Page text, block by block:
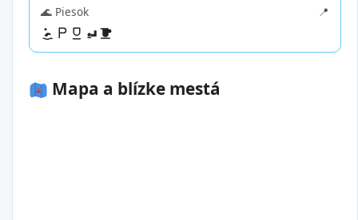
🌊 Piesok
📍
Mapa a blízke mestá